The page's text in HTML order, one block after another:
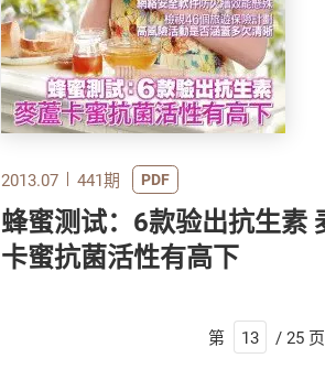
2013.07 441期 PDF
蜂蜜测试：6款验出抗生素 麦芦
卡蜜抗菌活性有高下
第 / 25 页